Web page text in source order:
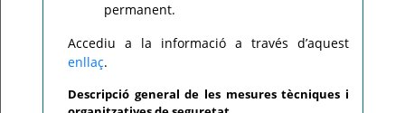
permanent.
Accediu a la informació a través d’aquest
enllaç.
Descripció general de les mesures tècniques i